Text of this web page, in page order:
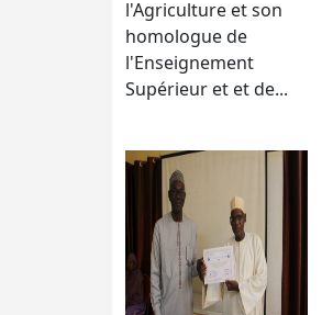
l'Agriculture et son
homologue de
l'Enseignement
Supérieur et et de...